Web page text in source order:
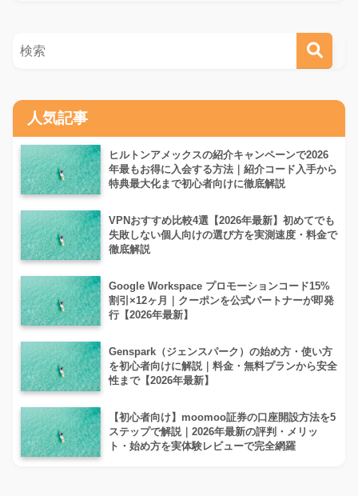
人気記事
ヒルトンアメックスの紹介キャンペーンで2026
年最もお得に入会する方法｜紹介コード入手から
特典最大化まで初心者向けに徹底解説
VPNおすすめ比較4選【2026年最新】初めてでも
失敗しない個人向けの選び方を実測速度・料金で
徹底解説
Google Workspace プロモーションコード15%
割引×12ヶ月｜クーポンを公式パートナーが即発
行【2026年最新】
Genspark（ジェンスパーク）の始め方・使い方
を初心者向けに解説｜料金・無料プランから安全
性まで【2026年最新】
【初心者向け】moomoo証券の口座開設方法を5
ステップで解説｜2026年最新の評判・メリッ
ト・始め方を実体験レビューで完全網羅